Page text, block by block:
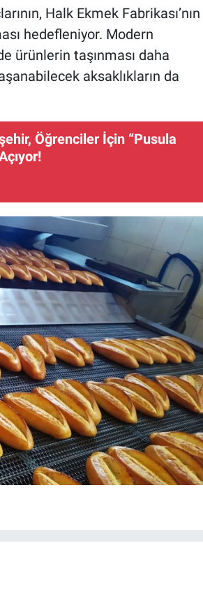
Halk Ekmek Fabrikası’nın
hedefleniyor. Modern
ürünlerin taşınması daha
aksaklıkların da
Öğrenciler İçin “Pusula